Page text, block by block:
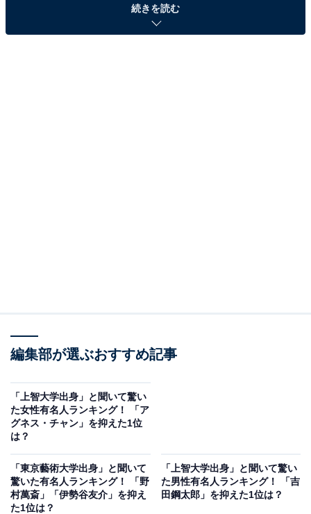
A post shared by Hidetoshi Nishijima / 西島 秀俊
2位は、俳優の西島秀俊さんでした。横浜国立大学工学
部に入学後、大学在学中に俳優デビューを果たし、俳優
書』（フジテレビ系）で脚光を浴び、サスペンスドラマ
『MOZU』シリーズ（TBS系）や『きのう何食べた？』
シリーズ（テレビ東京系）など、数多くの人気作品に出
続きを読む
編集部が選ぶおすすめ記事
「上智大学出身」と聞いて驚い
た女性有名人ランキング！ 「ア
グネス・チャン」を抑えた1位
は？
「東京藝術大学出身」と聞いて
驚いた有名人ランキング！ 「野
村萬斎」「伊勢谷友介」を抑え
た1位は？
「上智大学出身」と聞いて驚い
た男性有名人ランキング！ 「吉
田鋼太郎」を抑えた1位は？